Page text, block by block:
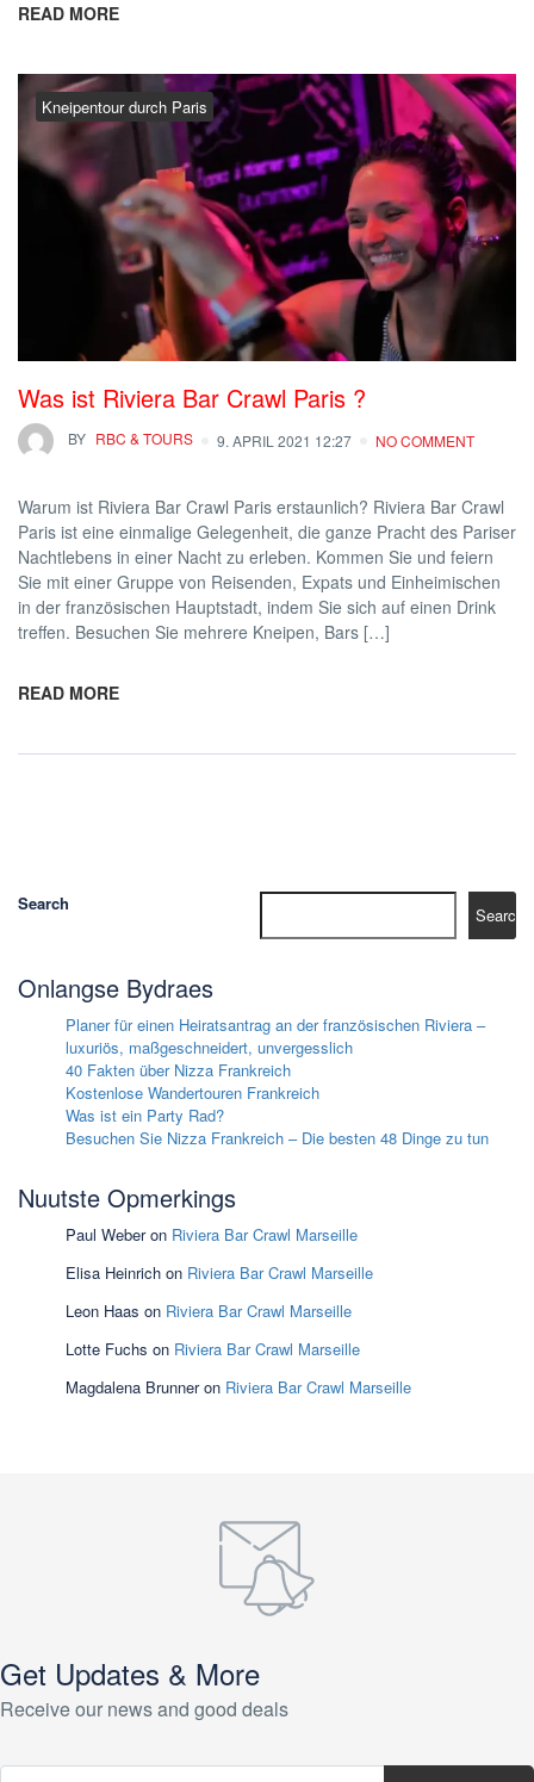
READ MORE
Kneipentour durch Paris
Was ist Riviera Bar Crawl Paris ?
BY RBC & TOURS 9. APRIL 2021 12:27 NO COMMENT
Warum ist Riviera Bar Crawl Paris erstaunlich? Riviera Bar Crawl
Paris ist eine einmalige Gelegenheit, die ganze Pracht des Pariser
Nachtlebens in einer Nacht zu erleben. Kommen Sie und feiern
Sie mit einer Gruppe von Reisenden, Expats und Einheimischen
in der französischen Hauptstadt, indem Sie sich auf einen Drink
treffen. Besuchen Sie mehrere Kneipen, Bars […]
READ MORE
Search
Search
Onlangse Bydraes
Planer für einen Heiratsantrag an der französischen Riviera –
luxuriös, maßgeschneidert, unvergesslich
40 Fakten über Nizza Frankreich
Kostenlose Wandertouren Frankreich
Was ist ein Party Rad?
Besuchen Sie Nizza Frankreich – Die besten 48 Dinge zu tun
Nuutste Opmerkings
Paul Weberon Riviera Bar Crawl Marseille
Elisa Heinrich on Riviera Bar Crawl Marseille
Leon Haas on Riviera Bar Crawl Marseille
Lotte Fuchs on Riviera Bar Crawl Marseille
Magdalena Brunneron Riviera Bar Crawl Marseille
Get Updates & More
Receive our news and good deals